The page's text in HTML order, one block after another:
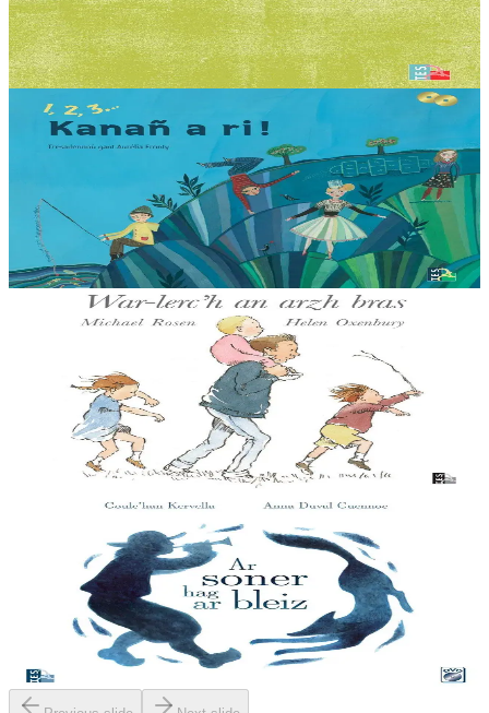
Levr-CD diwar ar ganaouenn : « Tro ma jardin zo bet savet ur vur,
ar vur zo er jardin, ar jardin a zo din... » Kanet gant Paul Salaün.
Er stok10,00 €
1, 2, 3… Kanañ a ri !
Un dastumad 55 kanaouenn kozh ha nevez, kanet gant Anne
Auffret, Ifig Flatres, Yvon Gouez, Mona Jaouen, Clarisse Lavanant,
Bleuenn ar Borgn, Morgan Le Coz, Sofi...
Er stok25,00 €
3 bloaz hag ouzhpenn
War-lerc'h an arzh bras
Deomp ’ta bugale, deomp war-lerc’h an arzh / Hag e vo plijadur,
plijadur, plijadur / Deomp ’ta bugale, deomp ’ta war e lerc’h / Hag e
vo plijadur leizh hon c’hof....
14,00 €
11 vloaz hag ouzhpenn
Ar soner hag ar bleiz
Ur gontadenn skrivet diwar Ur galedenn a zen bet skrivet gant Yeun
ar Gov. Matilin an Dall, talabarder, ha Yann ar Chapel, biniaouer, zo
bet pedet er friko e-kreiz Menez Are....
Er stok